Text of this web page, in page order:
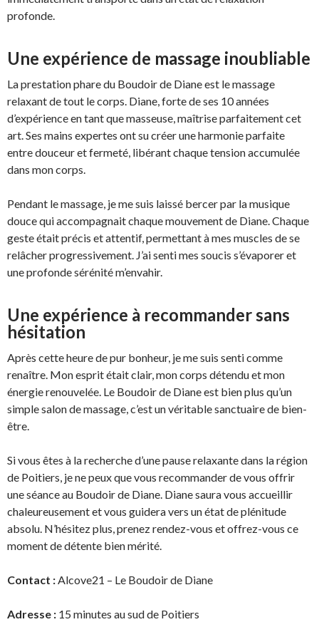
profonde.
Une expérience de massage inoubliable
La prestation phare du Boudoir de Diane est le massage
relaxant de tout le corps. Diane, forte de ses 10 années
d’expérience en tant que masseuse, maîtrise parfaitement cet
art. Ses mains expertes ont su créer une harmonie parfaite
entre douceur et fermeté, libérant chaque tension accumulée
dans mon corps.
Pendant le massage, je me suis laissé bercer par la musique
douce qui accompagnait chaque mouvement de Diane. Chaque
geste était précis et attentif, permettant à mes muscles de se
relâcher progressivement. J’ai senti mes soucis s’évaporer et
une profonde sérénité m’envahir.
Une expérience à recommander sans
hésitation
Après cette heure de pur bonheur, je me suis senti comme
renaître. Mon esprit était clair, mon corps détendu et mon
énergie renouvelée. Le Boudoir de Diane est bien plus qu’un
simple salon de massage, c’est un véritable sanctuaire de bien-
être.
Si vous êtes à la recherche d’une pause relaxante dans la région
de Poitiers, je ne peux que vous recommander de vous offrir
une séance au Boudoir de Diane. Diane saura vous accueillir
chaleureusement et vous guidera vers un état de plénitude
absolu. N’hésitez plus, prenez rendez-vous et offrez-vous ce
moment de détente bien mérité.
Contact :Alcove21 – Le Boudoir de Diane
Adresse : 15 minutes au sud de Poitiers